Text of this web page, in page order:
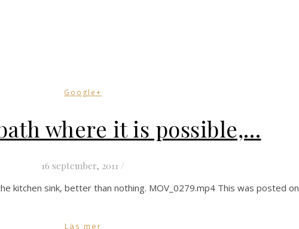
Google+
where it is possible,…
16 september, 2011 /
kitchen sink, better than nothing. MOV_0279.mp4 This was posted on
Läs mer